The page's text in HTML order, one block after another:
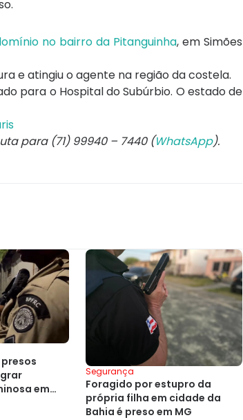
no bairro da Pitanguinha, em Simões
e atingiu o agente na região da costela.
para o Hospital do Subúrbio. O estado de
para (71) 99940 – 7440 (WhatsApp).
em
Segurança
Foragido por estupro da
própria filha em cidade da
Bahia é preso em MG